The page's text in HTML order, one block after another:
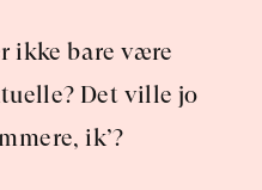
ikke bare være
Det ville jo
ik’?